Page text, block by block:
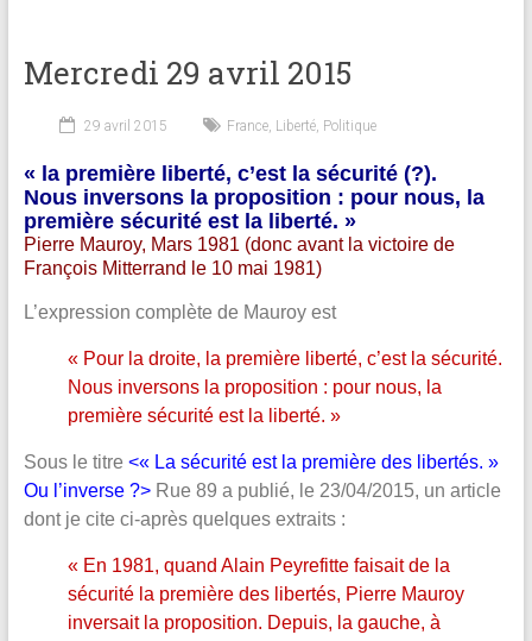
Mercredi 29 avril 2015
29 avril 2015 France, Liberté, Politique
« la première liberté, c’est la sécurité (?).
Nous inversons la proposition : pour nous, la
première sécurité est la liberté. »
Pierre Mauroy, Mars 1981 (donc avant la victoire de
François Mitterrand le 10 mai 1981)
L’expression complète de Mauroy est
« Pour la droite, la première liberté, c’est la sécurité.
Nous inversons la proposition : pour nous, la
première sécurité est la liberté. »
Sous le titre <« La sécurité est la première des libertés. »
Ou l’inverse ?>Rue 89 a publié, le 23/04/2015, un article
dont je cite ci-après quelques extraits :
« En 1981, quand Alain Peyrefitte faisait de la
sécurité la première des libertés, Pierre Mauroy
inversait la proposition. Depuis, la gauche, à